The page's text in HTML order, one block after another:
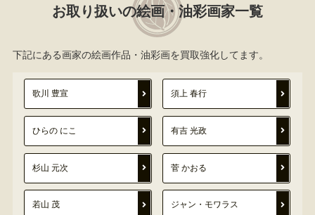
お取り扱いの絵画・油彩画家一覧
下記にある画家の絵画作品・油彩画を買取強化してます。
歌川 豊宣 須上 春行
ひらの にこ 有吉 光政
杉山 元次 菅 かおる
若山 茂 ジャン・モワラス